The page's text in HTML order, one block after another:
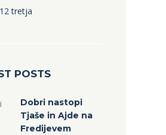
tretja
POSTS
Dobri nastopi
Tjaše in Ajde na
Fredijevem